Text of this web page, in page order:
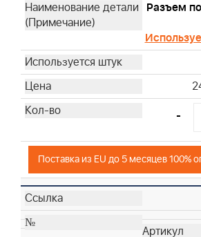
Разъем
-
Поставка из EU до 5 месяцев 100%